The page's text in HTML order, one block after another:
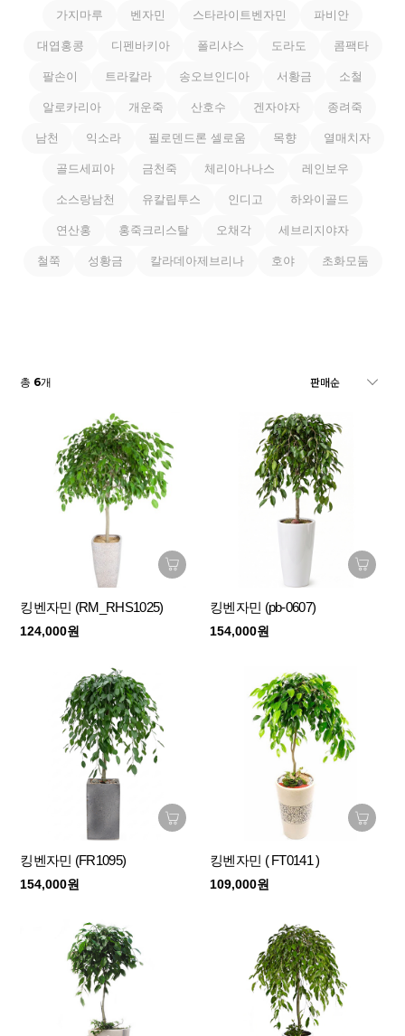
가지마루 벤자민 스타라이트벤자민 파비안
대엽홍콩 디펜바키아 폴리샤스 도라도 콤팩타
팔손이 트라칼라 송오브인디아 서황금 소철
알로카리아 개운죽 산호수 겐자야자 종려죽
남천 익소라 필로덴드론 셀로움 목향 열매치자
골드세피아 금천죽 체리아나나스 레인보우
소스랑남천 유칼립투스 인디고 하와이골드
연산홍 홍죽크리스탈 오채각 세브리지야자
철쭉 성황금 칼라데아제브리나 호야 초화모둠
총 6개
킹벤자민 (RM_RHS1025)
124,000원
킹벤자민 (pb-0607)
154,000원
킹벤자민 (FR1095)
154,000원
킹벤자민 ( FT0141 )
109,000원